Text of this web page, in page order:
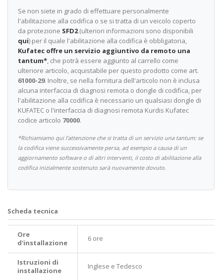
Se non siete in grado di effettuare personalmente
l'abilitazione alla codifica o se si tratta di un veicolo coperto
da protezione SFD2(ulteriori informazioni sono disponibili
qui) per il quale l'abilitazione alla codifica è obbligatoria,
Kufatec offre un servizio aggiuntivo da remoto una
tantum*, che potrà essere aggiunto al carrello come
ulteriore articolo, acquistabile per questo prodotto come art.
61000-29. Inoltre, se nella fornitura dell'articolo non è inclusa
alcuna interfaccia di diagnosi remota o dongle di codifica, per
l'abilitazione alla codifica è necessario un qualsiasi dongle di
KUFATEC o l'interfaccia di diagnosi remota Kurdis Kufatec
codice articolo 70000.
*Richiamiamo qui l'attenzione che si tratta di un servizio una tantum: se
la codifica viene successivamente persa, ad esempio a causa di un
aggiornamento software o di altri interventi, il costo di abilitazione alla
codifica inizialmente sostenuto sarà nuovamente dovuto.
Scheda tecnica
Ore
d'installazione
6 ore
Istruzioni di
installazione
Inglese e Tedesco